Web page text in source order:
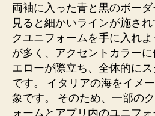
両袖に入った青と黒のボー
見ると細かいラインが施さ
クユニフォームを手に入れ
が多く、アクセントカラー
エローが際立ち、全体的に
です。 イタリアの海をイメ
象です。 そのため、一部の
ォームとアプリ内のユニフ